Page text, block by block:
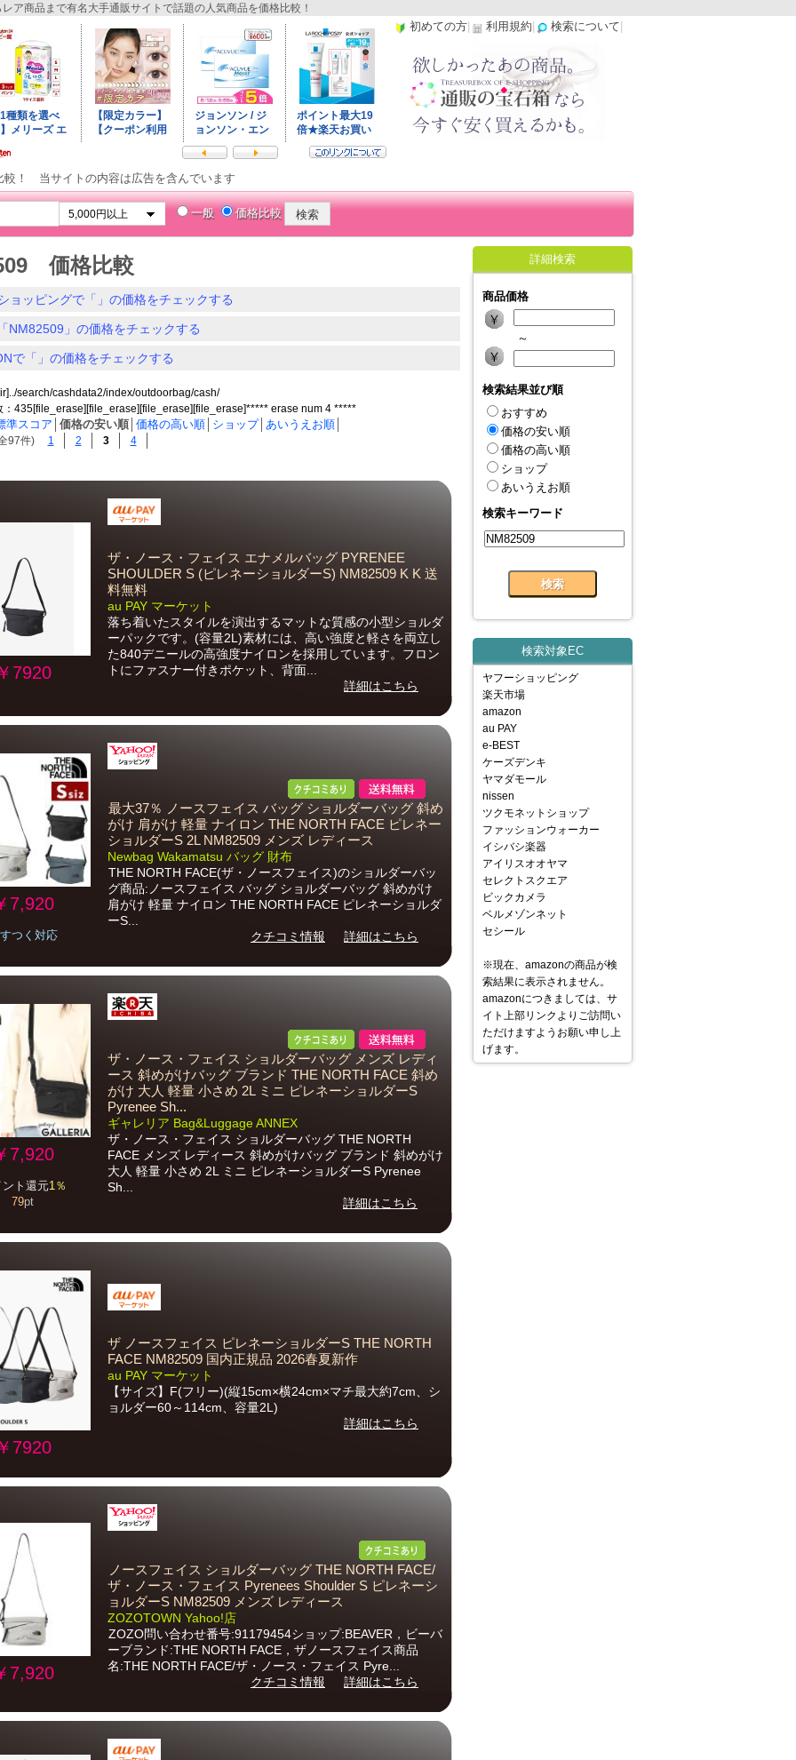
ア商品まで有名大手通販サイトで話題の人気商品を価格比較！
初めての方 利用規約 検索について
較！ 当サイトの内容は広告を含んでいます
一般 価格比較
価格比較
ョッピングで「」の価格をチェックする
NM82509」の価格をチェックする
で「」の価格をチェックする
search/cashdata2/index/outdoorbag/cash/
：435[file_erase][file_erase][file_erase][file_erase]***** erase num 4 *****
準スコア 価格の安い順 価格の高い順 ショップ│ あいうえお順
97件) 1 2 3 4
7920
ザ・ノース・フェイス エナメルバッグ PYRENEE
SHOULDER S (ピレネーショルダーS) NM82509 K K 送
料無料
au PAY マーケット
落ち着いたスタイルを演出するマットな質感の小型ショルダ
ーパックです。(容量2L)素材には、高い強度と軽さを両立し
た840デニールの高強度ナイロンを採用しています。フロン
トにファスナー付きポケット、背面...
詳細はこちら
7,920
つく対応
最大37％ ノースフェイス バッグ ショルダーバッグ 斜め
がけ 肩がけ 軽量 ナイロン THE NORTH FACE ピレネー
ショルダーS 2L NM82509 メンズ レディース
Newbag Wakamatsu バッグ 財布
THE NORTH FACE(ザ・ノースフェイス)のショルダーバッ
グ商品:ノースフェイス バッグ ショルダーバッグ 斜めがけ
肩がけ 軽量 ナイロン THE NORTH FACE ピレネーショルダ
ーS...
クチコミ情報
詳細はこちら
7,920
ト還元1％
79pt
ザ・ノース・フェイス ショルダーバッグ メンズ レディ
ース 斜めがけバッグ ブランド THE NORTH FACE 斜め
がけ 大人 軽量 小さめ 2L ミニ ピレネーショルダーS
Pyrenee Sh...
ギャレリア Bag&Luggage ANNEX
ザ・ノース・フェイス ショルダーバッグ THE NORTH
FACE メンズ レディース 斜めがけバッグ ブランド 斜めがけ
大人 軽量 小さめ 2L ミニ ピレネーショルダーS Pyrenee
Sh...
詳細はこちら
7920
ザ ノースフェイス ピレネーショルダーS THE NORTH
FACE NM82509 国内正規品 2026春夏新作
au PAY マーケット
【サイズ】F(フリー)(縦15cm×横24cm×マチ最大約7cm、シ
ョルダー60～114cm、容量2L)
詳細はこちら
7,920
ノースフェイス ショルダーバッグ THE NORTH FACE/
ザ・ノース・フェイス Pyrenees Shoulder S ピレネーシ
ョルダーS NM82509 メンズ レディース
ZOZOTOWN Yahoo!店
ZOZO問い合わせ番号:91179454ショップ:BEAVER，ビーバ
ーブランド:THE NORTH FACE，ザノースフェイス商品
名:THE NORTH FACE/ザ・ノース・フェイス Pyre...
クチコミ情報
詳細はこちら
詳細検索
商品価格
～
検索結果並び順
おすすめ
価格の安い順
価格の高い順
ショップ
あいうえお順
検索キーワード
検索対象EC
ヤフーショッピング
楽天市場
amazon
au PAY
e-BEST
ケーズデンキ
ヤマダモール
nissen
ツクモネットショップ
ファッションウォーカー
イシバシ楽器
アイリスオオヤマ
セレクトスクエア
ビックカメラ
ベルメゾンネット
セシール
※現在、amazonの商品が検
索結果に表示されません。
amazonにつきましては、サ
イト上部リンクよりご訪問い
ただけますようお願い申し上
げます。